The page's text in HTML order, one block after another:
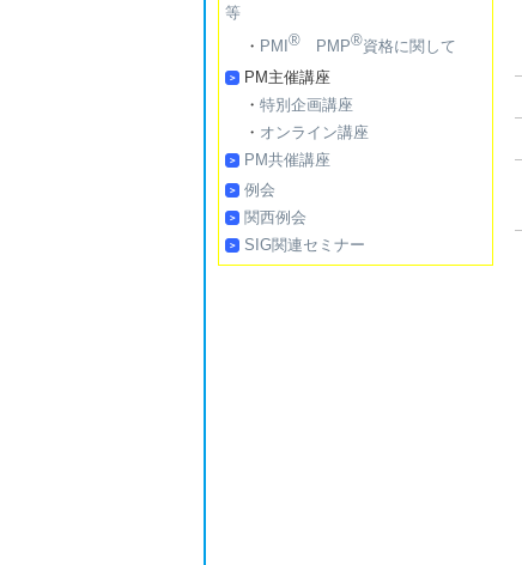
等
・ PMI ® PMP®資格に関して
PM主催講座
・ 特別企画講座
・ オンライン講座
PM共催講座
例会
関西例会
SIG関連セミナー